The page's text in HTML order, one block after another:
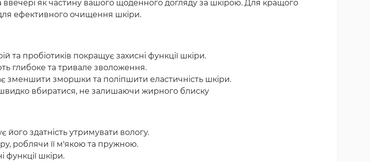
як частину вашого щоденного догляду за шкірою. Для кращого
ефективного очищення шкіри.
та пробіотиків покращує захисні функції шкіри.
глибоке та тривале зволоження.
зменшити зморшки та поліпшити еластичність шкіри.
вбиратися, не залишаючи жирного блиску
здатність утримувати вологу.
роблячи її м'якою та пружною.
функції шкіри.